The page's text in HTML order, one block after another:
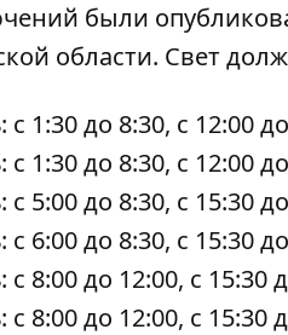
были
области. Свет
: с 1:30 до 8:30, с 12:00
: с 1:30 до 8:30, с 12:00
: с 5:00 до 8:30, с 15:30
: с 6:00 до 8:30, с 15:30
: с 8:00 до 12:00, с 15:30
: с 8:00 до 12:00, с 15:30